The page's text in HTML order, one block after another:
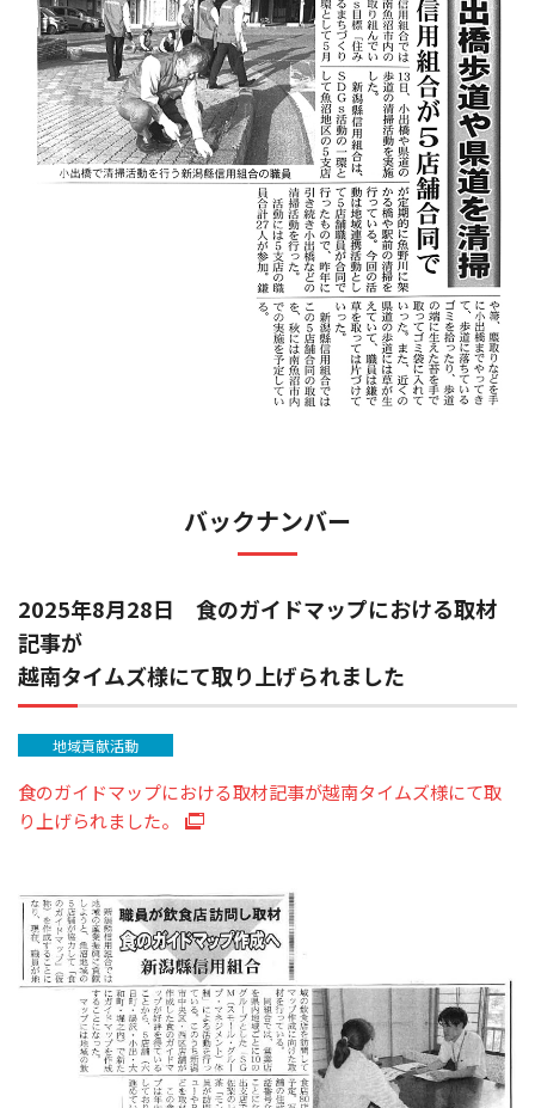
バックナンバー
2025年8月28日 食のガイドマップにおける取材
記事が
越南タイムズ様にて取り上げられました
地域貢献活動
食のガイドマップにおける取材記事が越南タイムズ様にて取
り上げられました。